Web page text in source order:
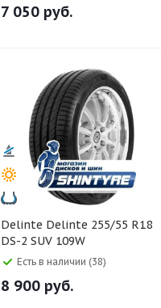
7 050 руб.
Delinte Delinte 255/55 R18
DS-2 SUV 109W
Есть в наличии (38)
8 900 руб.